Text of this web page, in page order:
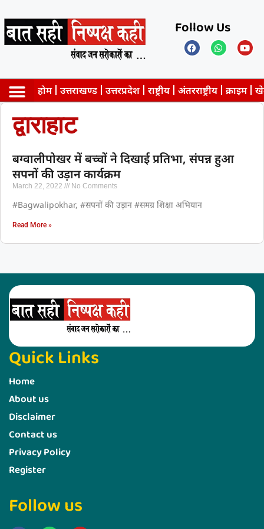
Follow Us
होम उत्तराखण्ड उत्तरप्रदेश राष्ट्रीय अंतरराष्ट्रीय क्राइम
द्वाराहाट
बग्वालीपोखर में बच्चों ने दिखाई प्रतिभा, संपन्न हुआ
सपनों की उड़ान कार्यक्रम
March 22, 2022 No Comments
#Bagwalipokhar, #सपनों की उड़ान #समग्र शिक्षा अभियान
Read More »
Quick Links
Home
About us
Disclaimer
Contact us
Privacy Policy
Register
Follow us